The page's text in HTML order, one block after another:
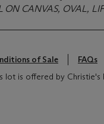
ON CANVAS, OVAL,
of Sale
FAQs
lot is offered by Christie's